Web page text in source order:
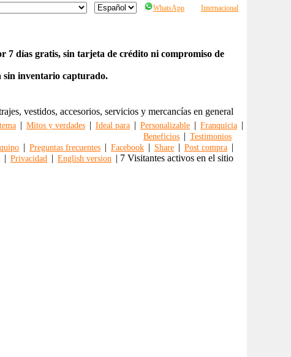
WhatsApp Internacional
7 días gratis, sin tarjeta de crédito ni compromiso de
sin inventario capturado.
vestidos, accesorios, servicios y mercancías en general
| Mitos y verdades | Ideal para | Personalizable | Franquicia |
Beneficios | Testimonios
| Preguntas frecuentes | Facebook | Share | Post compra |
| Privacidad | English version | 7 Visitantes activos en el sitio